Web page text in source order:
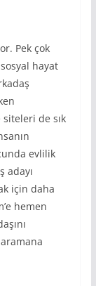
Pek çok
hayat
de sık
evlilik
adayı
için daha
hemen